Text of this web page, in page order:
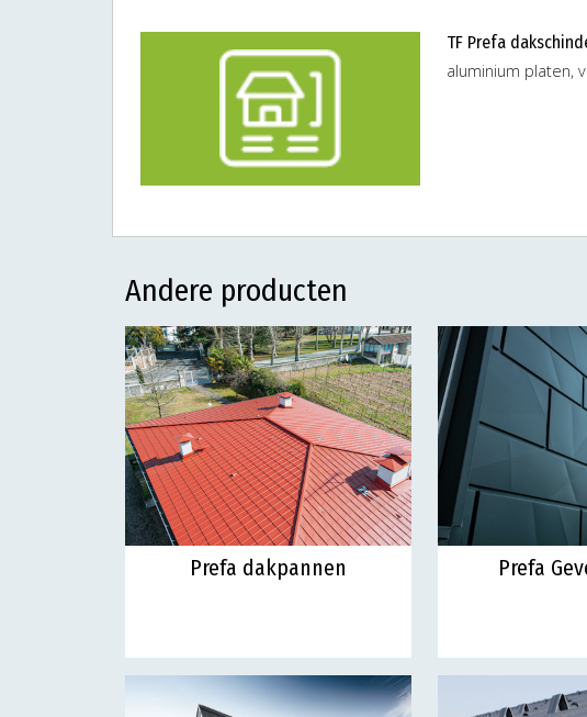
TF Prefa
aluminium platen,
Andere producten
Prefa dakpannen Prefa